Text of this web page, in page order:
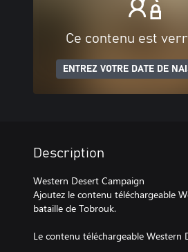
Ce contenu est
ENTREZ VOTRE DATE DE
Description
Western Desert Campaign
Ajoutez le contenu téléchargeable
bataille de Tobrouk.
Le contenu téléchargeable